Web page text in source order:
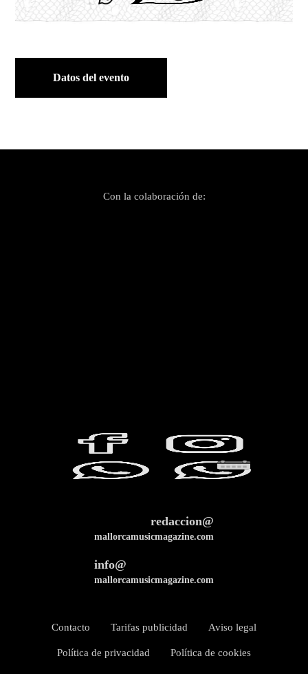
Datos del evento
Con la colaboración de:
redaccion@
mallorcamusicmagazine.com
info@
mallorcamusicmagazine.com
Contacto Tarifas publicidad Aviso legal
Política de privacidad Política de cookies